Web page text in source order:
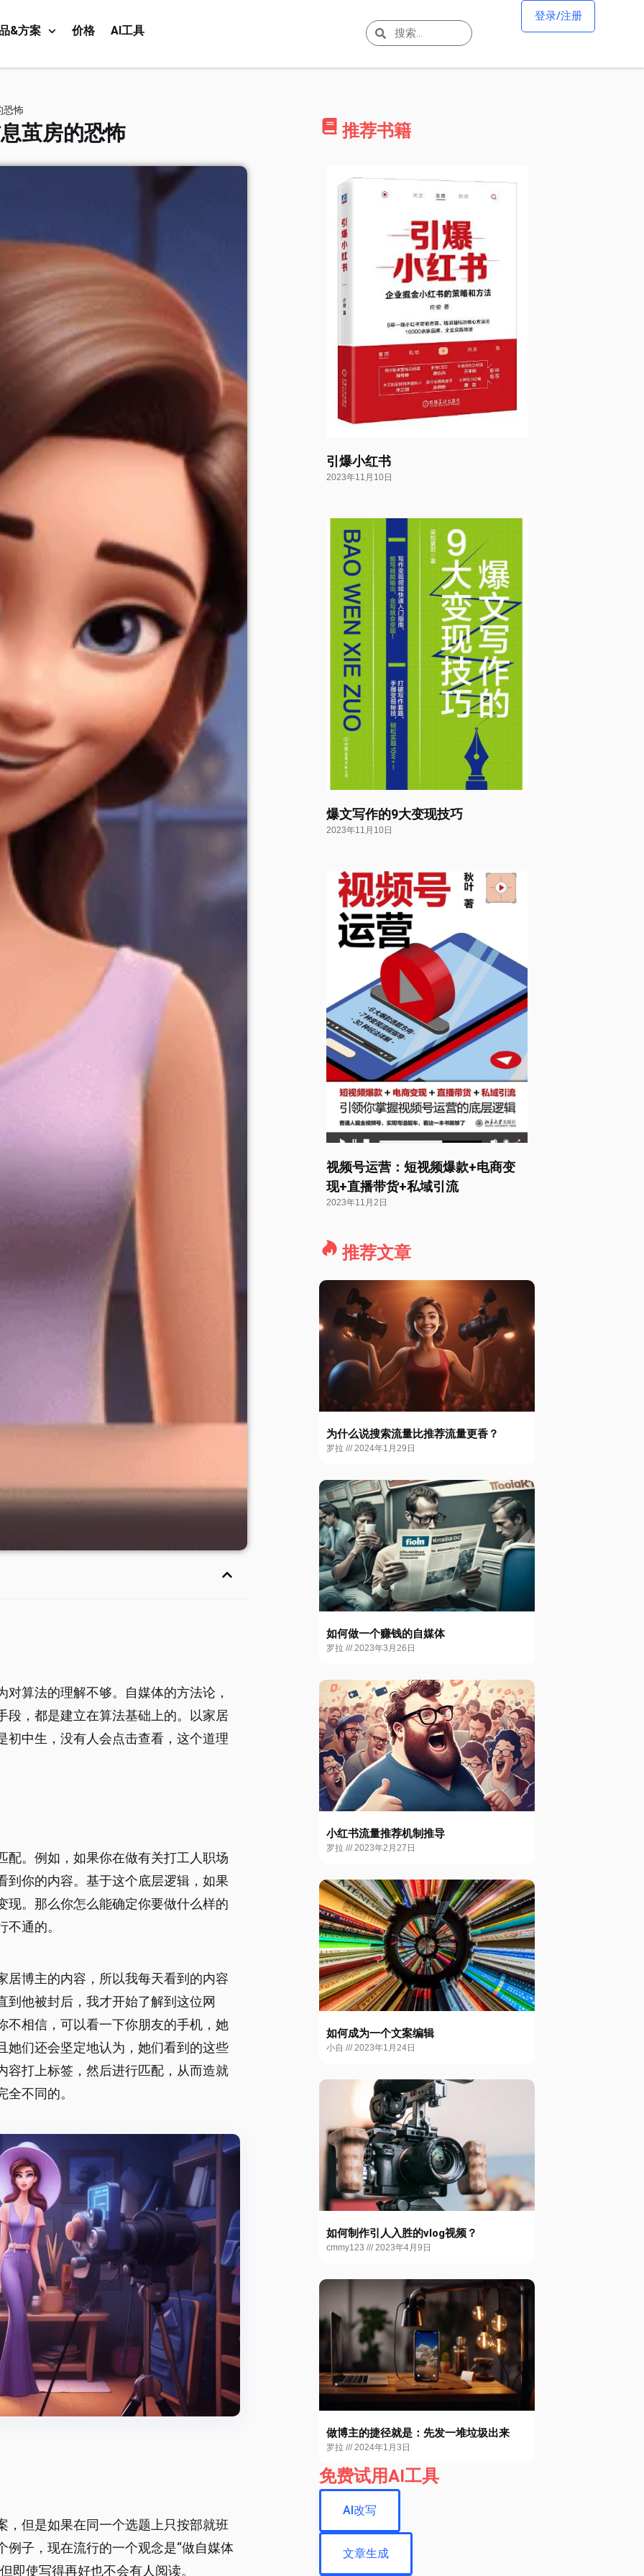
&方案 价格 AI工具
登录/注册
恐怖
茧房的恐怖
算法的理解不够。自媒体的方法论，
段，都是建立在算法基础上的。以家居
初中生，没有人会点击查看，这个道理
配。例如，如果你在做有关打工人职场
到你的内容。基于这个底层逻辑，如果
现。那么你怎么能确定你要做什么样的
通的。
居博主的内容，所以我每天看到的内容
他被封后，我才开始了解到这位网
不相信，可以看一下你朋友的手机，她
她们还会坚定地认为，她们看到的这些
容打上标签，然后进行匹配，从而造就
不同的。
，但是如果在同一个选题上只按部就班
子，现在流行的一个观念是“做自媒体
即使写得再好也不会有人阅读。
推荐书籍
引爆小红书
2023年11月10日
爆文写作的9大变现技巧
2023年11月10日
视频号运营：短视频爆款+电商变
现+直播带货+私域引流
2023年11月2日
推荐文章
为什么说搜索流量比推荐流量更香？
罗拉 2024年1月29日
如何做一个赚钱的自媒体
罗拉 2023年3月26日
小红书流量推荐机制推导
罗拉 2023年2月27日
如何成为一个文案编辑
小自 2023年1月24日
如何制作引人入胜的vlog视频？
cmmy123 2023年4月9日
做博主的捷径就是：先发一堆垃圾出来
罗拉 2024年1月3日
免费试用AI工具
AI改写
文章生成